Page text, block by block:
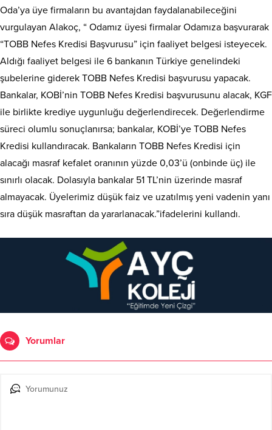
Oda’ya üye firmaların bu avantajdan faydalanabileceğini
vurgulayan Alakoç, “ Odamız üyesi firmalar Odamıza başvurarak
“TOBB Nefes Kredisi Başvurusu” için faaliyet belgesi isteyecek.
Aldığı faaliyet belgesi ile 6 bankanın Türkiye genelindeki
şubelerine giderek TOBB Nefes Kredisi başvurusu yapacak.
Bankalar, KOBİ’nin TOBB Nefes Kredisi başvurusunu alacak, KGF
ile birlikte krediye uygunluğu değerlendirecek. Değerlendirme
süreci olumlu sonuçlanırsa; bankalar, KOBİ’ye TOBB Nefes
Kredisi kullandıracak. Bankaların TOBB Nefes Kredisi için
alacağı masraf kefalet oranının yüzde 0,03’ü (onbinde üç) ile
sınırlı olacak. Dolasıyla bankalar 51 TL’nin üzerinde masraf
almayacak. Üyelerimiz düşük faiz ve uzatılmış yeni vadenin yanı
sıra düşük masraftan da yararlanacak.”ifadelerini kullandı.
Yorumlar